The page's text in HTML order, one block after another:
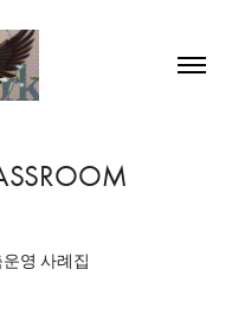
영 사례집